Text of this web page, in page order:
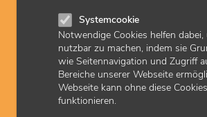
Systemcookie
Notwendige Cookies helfen
nutzbar zu machen, indem sie
wie Seitennavigation und Zugriff
Bereiche unserer Webseite
Webseite kann ohne diese
funktionieren.
Herzinsuffizienz
GLP-1-Rezeptor-Agonisten: Welches
Indikation geeignet?
Unerwünschte Arzneimittelwirkungen:
Suizidgedanken unter GLP-1-Agonisten
Medikamentenanpassung: Was tun bei
Qualität von Leitlinien bewerten: ESC –